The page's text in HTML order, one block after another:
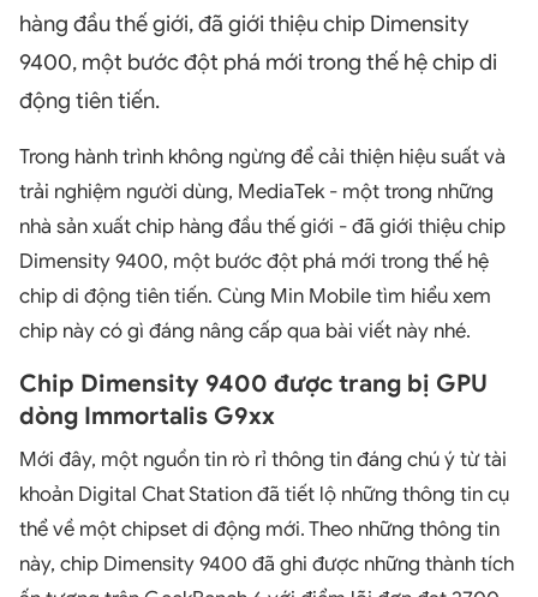
hàng đầu thế giới, đã giới thiệu chip Dimensity
9400, một bước đột phá mới trong thế hệ chip di
động tiên tiến.
Trong hành trình không ngừng để cải thiện hiệu suất và
trải nghiệm người dùng, MediaTek - một trong những
nhà sản xuất chip hàng đầu thế giới - đã giới thiệu chip
Dimensity 9400, một bước đột phá mới trong thế hệ
chip di động tiên tiến. Cùng Min Mobile tìm hiểu xem
chip này có gì đáng nâng cấp qua bài viết này nhé.
Chip Dimensity 9400 được trang bị GPU
dòng Immortalis G9xx
Mới đây, một nguồn tin rò rỉ thông tin đáng chú ý từ tài
khoản Digital Chat Station đã tiết lộ những thông tin cụ
thể về một chipset di động mới. Theo những thông tin
này, chip Dimensity 9400 đã ghi được những thành tích